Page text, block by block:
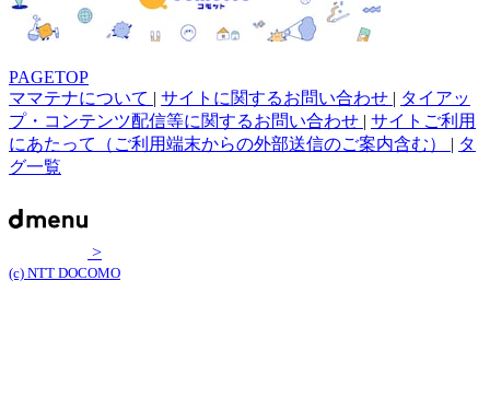
PAGETOP
ママテナについて | サイトに関するお問い合わせ | タイアッ
プ・コンテンツ配信等に関するお問い合わせ | サイトご利用
にあたって（ご利用端末からの外部送信のご案内含む） | タ
グ一覧
>
(c) NTT DOCOMO